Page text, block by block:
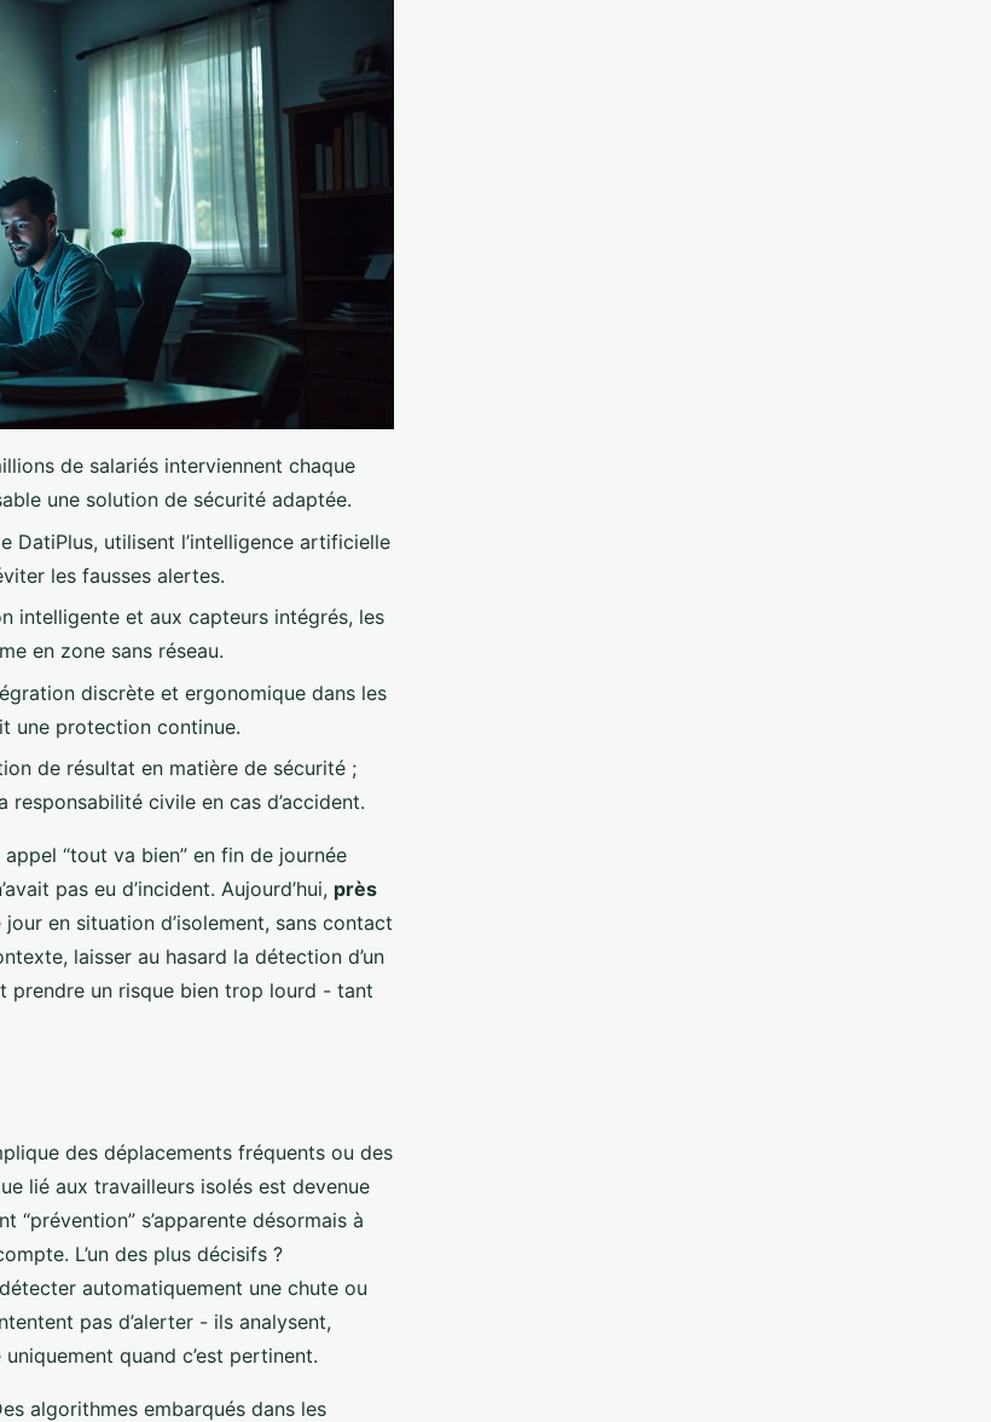
de salariés interviennent chaque
une solution de sécurité adaptée.
DatiPlus, utilisent l’intelligence artificielle
les fausses alertes.
intelligente et aux capteurs intégrés, les
en zone sans réseau.
discrète et ergonomique dans les
une protection continue.
de résultat en matière de sécurité ;
responsabilité civile en cas d’accident.
appel “tout va bien” en fin de journée
pas eu d’incident. Aujourd’hui, près
en situation d’isolement, sans contact
laisser au hasard la détection d’un
prendre un risque bien trop lourd - tant
des déplacements fréquents ou des
lié aux travailleurs isolés est devenue
“prévention” s’apparente désormais à
L’un des plus décisifs ?
automatiquement une chute ou
pas d’alerter - ils analysent,
quand c’est pertinent.
algorithmes embarqués dans les